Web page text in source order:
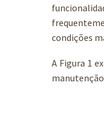
condições
A Figura 1